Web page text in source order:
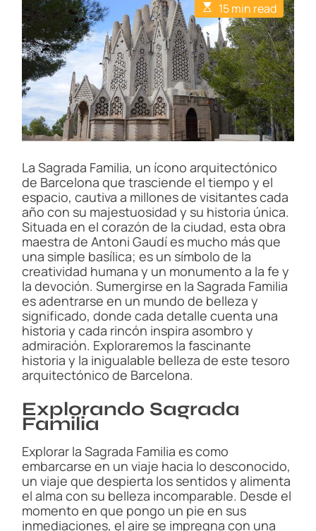
E
s
t
i
m
a
t
e
d
r
e
a
d
i
m
e
15 min read
La Sagrada Familia, un ícono arquitectónico
de Barcelona que trasciende el tiempo y el
espacio, cautiva a millones de visitantes cada
año con su majestuosidad y su historia única.
Situada en el corazón de la ciudad, esta obra
maestra de Antoni Gaudí es mucho más que
una simple basílica; es un símbolo de la
creatividad humana y un monumento a la fe y
la devoción. Sumergirse en la Sagrada Familia
es adentrarse en un mundo de belleza y
significado, donde cada detalle cuenta una
historia y cada rincón inspira asombro y
admiración. Exploraremos la fascinante
historia y la inigualable belleza de este tesoro
arquitectónico de Barcelona.
Explorando Sagrada
Familia
Explorar la Sagrada Familia es como
embarcarse en un viaje hacia lo desconocido,
un viaje que despierta los sentidos y alimenta
el alma con su belleza incomparable. Desde el
momento en que pongo un pie en sus
inmediaciones, el aire se impregna con una